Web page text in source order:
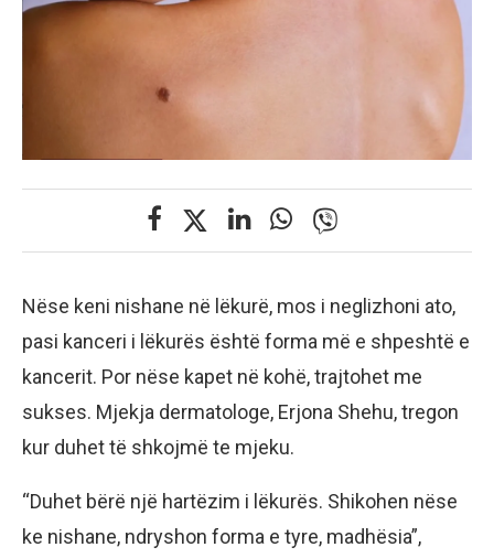
Nëse keni nishane në lëkurë, mos i neglizhoni ato,
pasi kanceri i lëkurës është forma më e shpeshtë e
kancerit. Por nëse kapet në kohë, trajtohet me
sukses. Mjekja dermatologe, Erjona Shehu, tregon
kur duhet të shkojmë te mjeku.
“Duhet bërë një hartëzim i lëkurës. Shikohen nëse
ke nishane, ndryshon forma e tyre, madhësia”,